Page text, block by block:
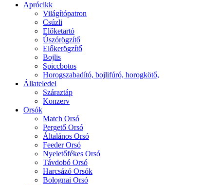
Aprócikk
Világítópatron
Csúzli
Előketartó
Úszórögzítő
Előkerögzítő
Bojlis
Spiccbotos
Horogszabadító, bojlifúró, horogkötő,
Állateledel
Száraztáp
Konzerv
Orsók
Match Orsó
Pergető Orsó
Általános Orsó
Feeder Orsó
Nyeletőfékes Orsó
Távdobó Orsó
Harcsázó Orsók
Bolognai Orsó